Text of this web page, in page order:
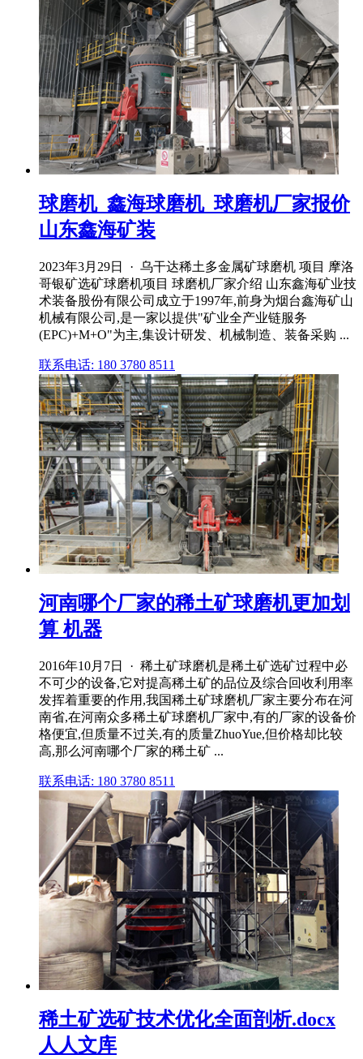
球磨机_鑫海球磨机_球磨机厂家报价
山东鑫海矿装
2023年3月29日 · 乌干达稀土多金属矿球磨机 项目 摩洛
哥银矿选矿球磨机项目 球磨机厂家介绍 山东鑫海矿业技
术装备股份有限公司成立于1997年,前身为烟台鑫海矿山
机械有限公司,是一家以提供"矿业全产业链服务
(EPC)+M+O"为主,集设计研发、机械制造、装备采购 ...
联系电话: 180 3780 8511
河南哪个厂家的稀土矿球磨机更加划
算 机器
2016年10月7日 · 稀土矿球磨机是稀土矿选矿过程中必
不可少的设备,它对提高稀土矿的品位及综合回收利用率
发挥着重要的作用,我国稀土矿球磨机厂家主要分布在河
南省,在河南众多稀土矿球磨机厂家中,有的厂家的设备价
格便宜,但质量不过关,有的质量ZhuoYue,但价格却比较
高,那么河南哪个厂家的稀土矿 ...
联系电话: 180 3780 8511
稀土矿选矿技术优化全面剖析.docx
人人文库